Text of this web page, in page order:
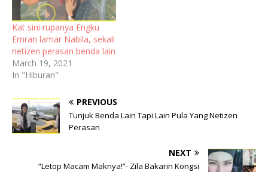
Kat sini rupanya Engku
Emran lamar Nabila, sekali
netizen perasan benda lain
March 19, 2021
In "Hiburan"
PREVIOUS
Tunjuk Benda Lain Tapi Lain Pula Yang Netizen
Perasan
NEXT
“Letop Macam Maknya!”- Zila Bakarin Kongsi